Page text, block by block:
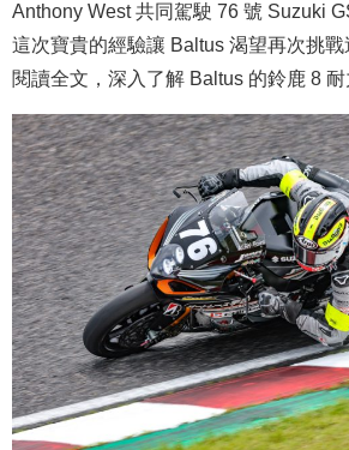
Anthony West 共同駕駛 76 號 Suzuki
這次寶貴的經驗讓 Baltus 渴望再次挑
閱讀全文，深入了解 Baltus 的鈴鹿 8 耐